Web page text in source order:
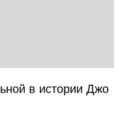
в истории Джо